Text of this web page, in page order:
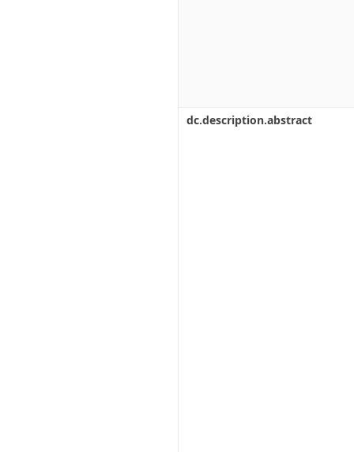
dc.description.abstract